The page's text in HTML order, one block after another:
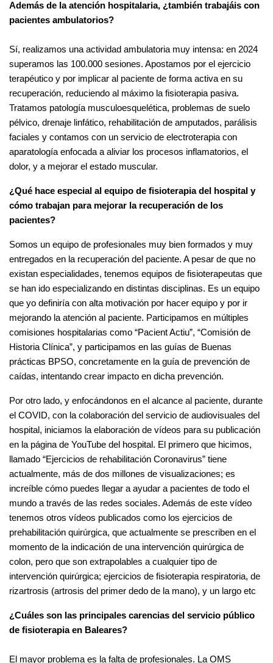
Además de la atención hospitalaria, ¿también trabajáis con
pacientes ambulatorios?
Sí, realizamos una actividad ambulatoria muy intensa: en 2024
superamos las 100.000 sesiones. Apostamos por el ejercicio
terapéutico y por implicar al paciente de forma activa en su
recuperación, reduciendo al máximo la fisioterapia pasiva.
Tratamos patología musculoesquelética, problemas de suelo
pélvico, drenaje linfático, rehabilitación de amputados, parálisis
faciales y contamos con un servicio de electroterapia con
aparatología enfocada a aliviar los procesos inflamatorios, el
dolor, y a mejorar el estado muscular.
¿Qué hace especial al equipo de fisioterapia del hospital y
cómo trabajan para mejorar la recuperación de los
pacientes?
Somos un equipo de profesionales muy bien formados y muy
entregados en la recuperación del paciente. A pesar de que no
existan especialidades, tenemos equipos de fisioterapeutas que
se han ido especializando en distintas disciplinas. Es un equipo
que yo definiría con alta motivación por hacer equipo y por ir
mejorando la atención al paciente. Participamos en múltiples
comisiones hospitalarias como “Pacient Actiu”, “Comisión de
Historia Clínica”, y participamos en las guías de Buenas
prácticas BPSO, concretamente en la guía de prevención de
caídas, intentando crear impacto en dicha prevención.
Por otro lado, y enfocándonos en el alcance al paciente, durante
el COVID, con la colaboración del servicio de audiovisuales del
hospital, iniciamos la elaboración de vídeos para su publicación
en la página de YouTube del hospital. El primero que hicimos,
llamado “Ejercicios de rehabilitación Coronavirus” tiene
actualmente, más de dos millones de visualizaciones; es
increíble cómo puedes llegar a ayudar a pacientes de todo el
mundo a través de las redes sociales. Además de este vídeo
tenemos otros vídeos publicados como los ejercicios de
prehabilitación quirúrgica, que actualmente se prescriben en el
momento de la indicación de una intervención quirúrgica de
colon, pero que son extrapolables a cualquier tipo de
intervención quirúrgica; ejercicios de fisioterapia respiratoria, de
rizartrosis (artrosis del primer dedo de la mano), y un largo etc
¿Cuáles son las principales carencias del servicio público
de fisioterapia en Baleares?
El mayor problema es la falta de profesionales. La OMS